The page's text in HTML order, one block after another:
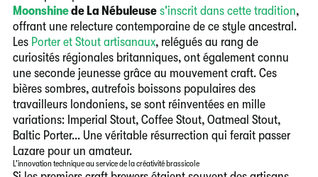
Moonshinede La Nébuleuse s'inscrit dans cette tradition,
offrant une relecture contemporaine de ce style ancestral.
Les Porter et Stout artisanaux, relégués au rang de
curiosités régionales britanniques, ont également connu
une seconde jeunesse grâce au mouvement craft. Ces
bières sombres, autrefois boissons populaires des
travailleurs londoniens, se sont réinventées en mille
variations: Imperial Stout, Coffee Stout, Oatmeal Stout,
Baltic Porter... Une véritable résurrection qui ferait passer
Lazare pour un amateur.
L'innovation technique au service de la créativité brassicole